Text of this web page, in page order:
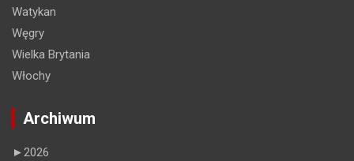
Watykan
Węgry
Wielka Brytania
Włochy
Archiwum
►2026